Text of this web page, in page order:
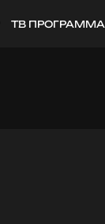
ТВ ПРОГРАММА